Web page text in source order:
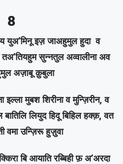
8
युअ’मिनू इज़ जाअहुमुल हुदा व
सुन्नतुल अव्वालीना अव
अज़ाबू क़ुबुला
मुबश शिरीना व मुन्ज़िरीन, व
लियुद हिदू बिहिल हक्क़, वत
वमा उन्ज़िरू हुज़ुवा
बि आयाति रब्बिही फ़ अ’अरदा